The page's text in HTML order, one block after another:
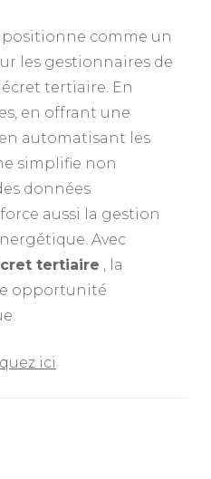
positionne comme un
les gestionnaires de
tertiaire. En
en offrant une
automatisant les
simplifie non
données
aussi la gestion
Avec
tertiaire , la
opportunité
ici